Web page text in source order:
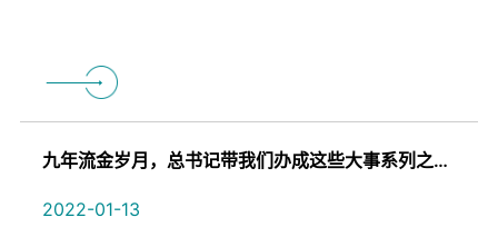
九年流金岁月，总书记带我们办成这些大事系列之七：掀起绿色发展新浪潮
2022-01-13